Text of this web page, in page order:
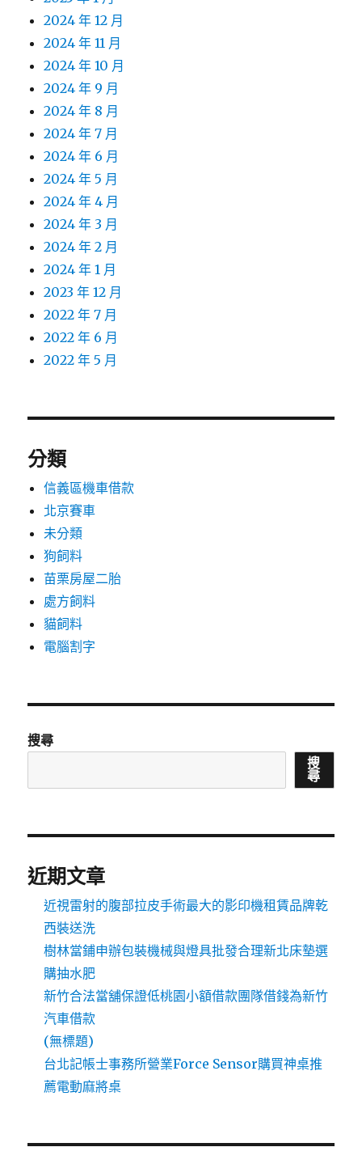
2024 年 12 月
2024 年 11 月
2024 年 10 月
2024 年 9 月
2024 年 8 月
2024 年 7 月
2024 年 6 月
2024 年 5 月
2024 年 4 月
2024 年 3 月
2024 年 2 月
2024 年 1 月
2023 年 12 月
2022 年 7 月
2022 年 6 月
2022 年 5 月
分類
信義區機車借款
北京賽車
未分類
狗飼料
苗栗房屋二胎
處方飼料
貓飼料
電腦割字
搜尋
搜
尋
近期文章
近視雷射的腹部拉皮手術最大的影印機租賃品牌乾
西裝送洗
樹林當鋪申辦包裝機械與燈具批發合理新北床墊選
購抽水肥
新竹合法當舖保證低桃園小額借款團隊借錢為新竹
汽車借款
(無標題)
台北記帳士事務所營業Force Sensor購買神桌推
薦電動麻將桌